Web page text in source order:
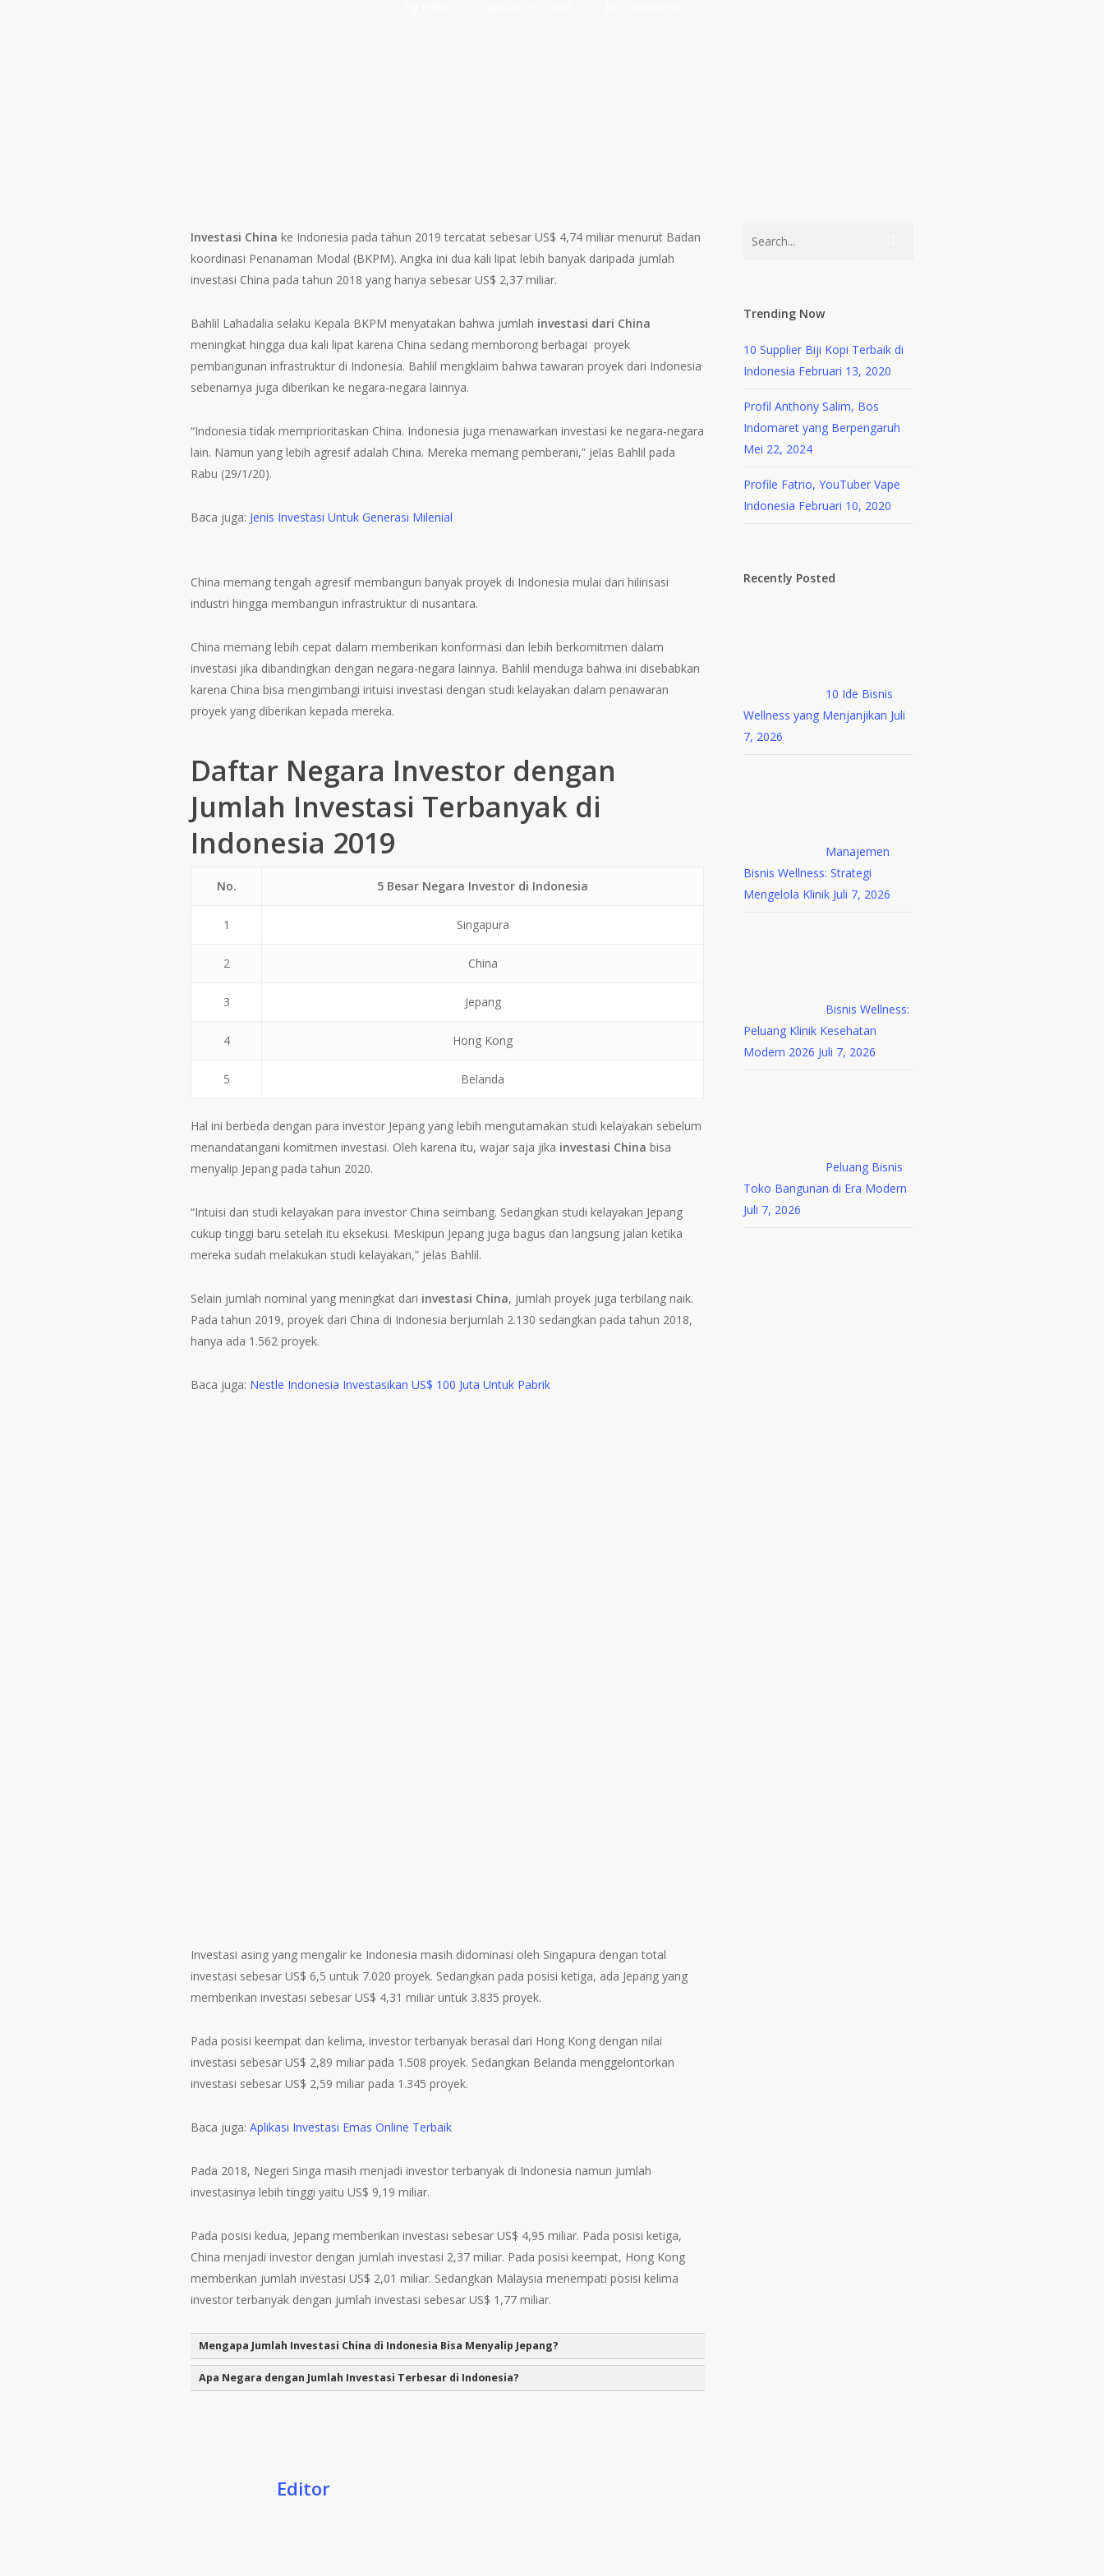
Investasi China ke Indonesia pada tahun 2019 tercatat sebesar US$ 4,74 miliar menurut Badan
koordinasi Penanaman Modal (BKPM). Angka ini dua kali lipat lebih banyak daripada jumlah
investasi China pada tahun 2018 yang hanya sebesar US$ 2,37 miliar.
Bahlil Lahadalia selaku Kepala BKPM menyatakan bahwa jumlah investasi dari China
meningkat hingga dua kali lipat karena China sedang memborong berbagai proyek
pembangunan infrastruktur di Indonesia. Bahlil mengklaim bahwa tawaran proyek dari Indonesia
sebenarnya juga diberikan ke negara-negara lainnya.
“Indonesia tidak memprioritaskan China. Indonesia juga menawarkan investasi ke negara-negara
lain. Namun yang lebih agresif adalah China. Mereka memang pemberani,” jelas Bahlil pada
Rabu (29/1/20).
Baca juga: Jenis Investasi Untuk Generasi Milenial
China memang tengah agresif membangun banyak proyek di Indonesia mulai dari hilirisasi
industri hingga membangun infrastruktur di nusantara.
China memang lebih cepat dalam memberikan konformasi dan lebih berkomitmen dalam
investasi jika dibandingkan dengan negara-negara lainnya. Bahlil menduga bahwa ini disebabkan
karena China bisa mengimbangi intuisi investasi dengan studi kelayakan dalam penawaran
proyek yang diberikan kepada mereka.
Daftar Negara Investor dengan
Jumlah Investasi Terbanyak di
Indonesia 2019
No. 5 Besar Negara Investor di Indonesia
1 Singapura
2 China
3 Jepang
4 Hong Kong
5 Belanda
Hal ini berbeda dengan para investor Jepang yang lebih mengutamakan studi kelayakan sebelum
menandatangani komitmen investasi. Oleh karena itu, wajar saja jika investasi China bisa
menyalip Jepang pada tahun 2020.
“Intuisi dan studi kelayakan para investor China seimbang. Sedangkan studi kelayakan Jepang
cukup tinggi baru setelah itu eksekusi. Meskipun Jepang juga bagus dan langsung jalan ketika
mereka sudah melakukan studi kelayakan,” jelas Bahlil.
Selain jumlah nominal yang meningkat dari investasi China, jumlah proyek juga terbilang naik.
Pada tahun 2019, proyek dari China di Indonesia berjumlah 2.130 sedangkan pada tahun 2018,
hanya ada 1.562 proyek.
Baca juga: Nestle Indonesia Investasikan US$ 100 Juta Untuk Pabrik
Investasi asing yang mengalir ke Indonesia masih didominasi oleh Singapura dengan total
investasi sebesar US$ 6,5 untuk 7.020 proyek. Sedangkan pada posisi ketiga, ada Jepang yang
memberikan investasi sebesar US$ 4,31 miliar untuk 3.835 proyek.
Pada posisi keempat dan kelima, investor terbanyak berasal dari Hong Kong dengan nilai
investasi sebesar US$ 2,89 miliar pada 1.508 proyek. Sedangkan Belanda menggelontorkan
investasi sebesar US$ 2,59 miliar pada 1.345 proyek.
Baca juga: Aplikasi Investasi Emas Online Terbaik
Pada 2018, Negeri Singa masih menjadi investor terbanyak di Indonesia namun jumlah
investasinya lebih tinggi yaitu US$ 9,19 miliar.
Pada posisi kedua, Jepang memberikan investasi sebesar US$ 4,95 miliar. Pada posisi ketiga,
China menjadi investor dengan jumlah investasi 2,37 miliar. Pada posisi keempat, Hong Kong
memberikan jumlah investasi US$ 2,01 miliar. Sedangkan Malaysia menempati posisi kelima
investor terbanyak dengan jumlah investasi sebesar US$ 1,77 miliar.
Mengapa Jumlah Investasi China di Indonesia Bisa Menyalip Jepang?
Apa Negara dengan Jumlah Investasi Terbesar di Indonesia?
Editor
Trending Now
10 Supplier Biji Kopi Terbaik di
Indonesia Februari 13, 2020
Profil Anthony Salim, Bos
Indomaret yang Berpengaruh
Mei 22, 2024
Profile Fatrio, YouTuber Vape
Indonesia Februari 10, 2020
Recently Posted
10 Ide Bisnis
Wellness yang Menjanjikan Juli
7, 2026
Manajemen
Bisnis Wellness: Strategi
Mengelola Klinik Juli 7, 2026
Bisnis Wellness:
Peluang Klinik Kesehatan
Modern 2026 Juli 7, 2026
Peluang Bisnis
Toko Bangunan di Era Modern
Juli 7, 2026